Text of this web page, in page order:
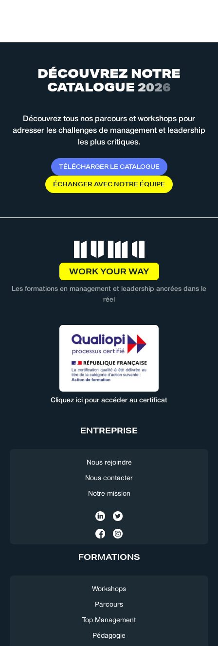
DÉCOUVREZ NOTRE
CATALOGUE 2026
Découvrez tous nos parcours et workshops pour
adresser les challenges de management et leadership
les plus critiques.
TÉLÉCHARGER LE CATALOGUE
ÉCHANGERAVEC NOTRE ÉQUIPE
WORK YOUR WAY
Les formations en management et leadership ancrées dans le
réel
Cliquez ici pour accéder au certificat
ENTREPRISE
Nous rejoindre
Nous contacter
Notre mission
FORMATIONS
Workshops
Parcours
Top Management
Pédagogie